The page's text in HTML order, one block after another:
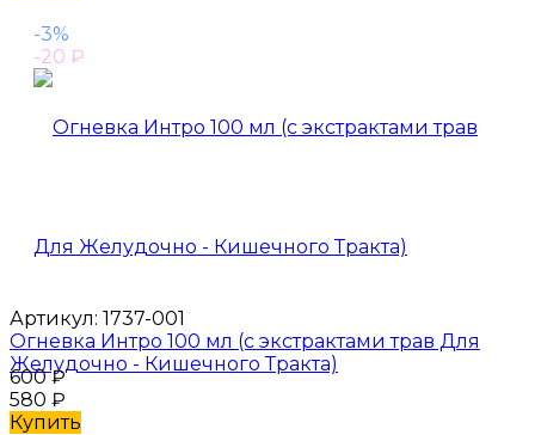
-3%
-20 ₽
Артикул: 1737-001
Огневка Интро 100 мл (с экстрактами трав Для
Желудочно - Кишечного Тракта)
600₽
580 ₽
Купить